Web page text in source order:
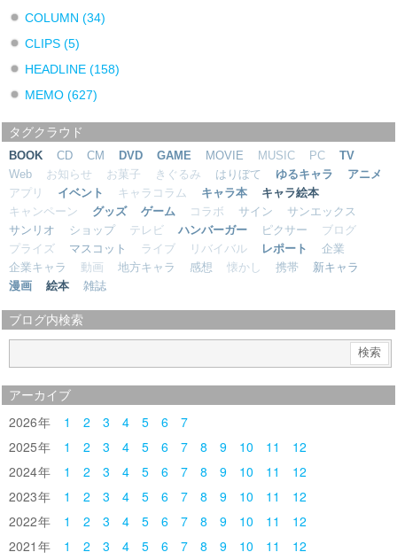
COLUMN (34)
CLIPS (5)
HEADLINE (158)
MEMO (627)
タグクラウド
BOOK CD CM DVD GAME MOVIE MUSIC PC
TV
Web
お知らせ お菓子 きぐるみ はりぼて ゆるキャラ
アニメ
アプリ
イベント キャラコラム キャラ本
キャラ絵本
キャンペーン
グッズ ゲーム コラボ サイン
サンエックス
サンリオ
ショップ テレビ ハンバーガー ピクサー
ブログ
プライズ
マスコット ライブ リバイバル レポート
企業
企業キャラ
動画 地方キャラ 感想 懐かし 携帯
新キャラ
漫画
絵本 雑誌
ブログ内検索
アーカイブ
2026 1 2 3 4 5 6
7
2025
1 2 3 4 5 6 7 8 9 10 11
12
2024
1 2 3 4 5 6 7 8 9 10 11
12
2023
1 2 3 4 5 6 7 8 9 10 11
12
2022
1 2 3 4 5 6 7 8 9 10 11
12
2021
1 2 3 4 5 6 7 8 9 10 11
12